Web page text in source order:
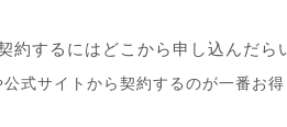
約するにはどこから申し込んだら
式サイトから契約するのが一番お得